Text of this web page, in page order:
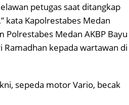
petugas saat ditangkap
kata Kapolrestabes Medan
Polrestabes Medan AKBP Bayu
Ramadhan kepada wartawan di
sepeda motor Vario, becak